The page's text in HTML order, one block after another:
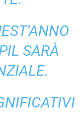
SARÀ